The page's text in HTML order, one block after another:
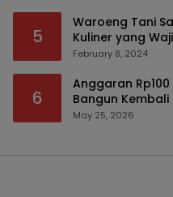
5
Waroeng Tani
Kuliner yang
February 8, 2024
6
Anggaran
Bangun
Bencana Bakal
May 25, 2026